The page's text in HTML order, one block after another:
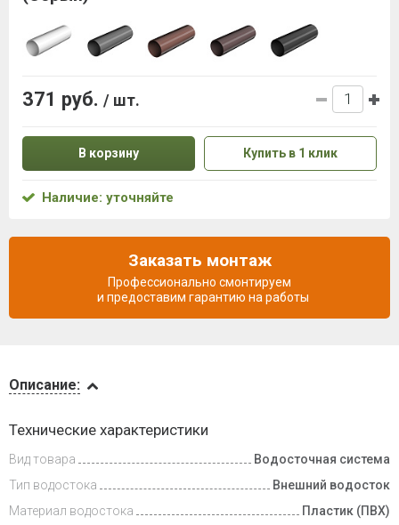
и оплата
Описание:
Технические характеристики
Вид товара
Водосточная система
Тип водостока
Внешний водосток
Материал водостока
Пластик (ПВХ)
371 руб. / шт.
В корзину Купить в 1 клик
Наличие: уточняйте
Заказать монтаж
Профессионально смонтируем
и предоставим гарантию на работы